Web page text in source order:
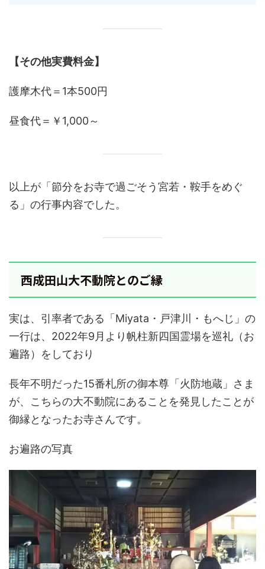
【その他実費料金】
護摩木代＝1本500円
昼食代＝￥1,000～
以上が「節分をお寺で過ごそう宮若・鞍手をめぐ
る」の行事内容でした。
西成田山大不動院とのご縁
実は、引率者である「Miyata・戸津川・もへじ」の
一行は、2022年9月より帆柱新四国霊場を巡礼（お
遍路）をしており
長年不明だった15番札所の御本尊「火防地蔵」さま
が、こちらの大不動院にあることを発見したことが
御縁となったお寺さんです。
お遍路の写真